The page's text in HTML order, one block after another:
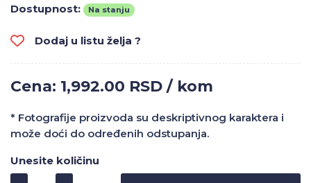
Dostupnost:
Na stanju
Dodaj u listu želja ?
Cena: 1,992.00 RSD / kom
* Fotografije proizvoda su deskriptivnog karaktera i
može doći do određenih odstupanja.
Unesite količinu